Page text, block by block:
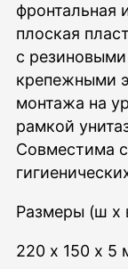
фронтальная
плоская
с
крепежными
монтажа на
рамкой
Совместима
Размеры (ш х
220 x 150 x 5